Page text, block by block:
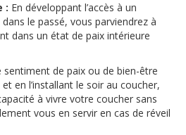
: En développant l’accès à un
le passé, vous parviendrez à
dans un état de paix intérieure
sentiment de paix ou de bien-être
en l’installant le soir au coucher,
à vivre votre coucher sans
vous en servir en cas de réveil